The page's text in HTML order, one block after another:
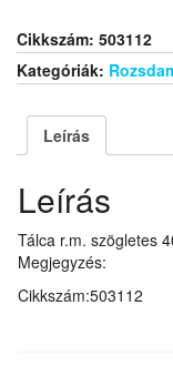
mennyiség
Cikkszám: 503112
Kategóriák:
Leírás
Leírás
Tálca r.m. szögletes
Megjegyzés:
Cikkszám:503112